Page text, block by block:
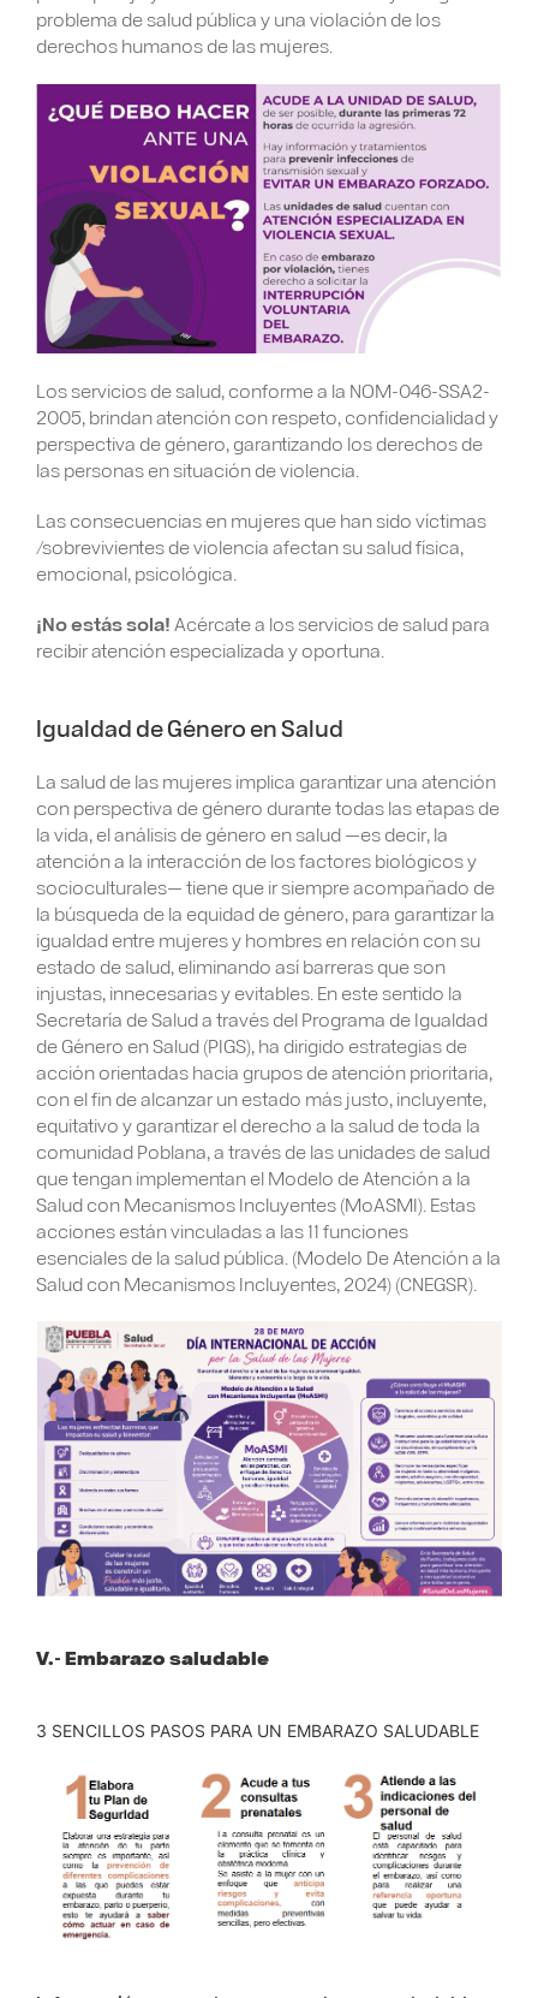
problema de salud pública y una violación de los
derechos humanos de las mujeres.
Los servicios de salud, conforme a la NOM-046-SSA2-
2005, brindan atención con respeto, confidencialidad y
perspectiva de género, garantizando los derechos de
las personas en situación de violencia.
Las consecuencias en mujeres que han sido víctimas
/sobrevivientes de violencia afectan su salud física,
emocional, psicológica.
¡No estás sola! Acércate a los servicios de salud para
recibir atención especializada y oportuna.
Igualdad de Género en Salud
La salud de las mujeres implica garantizar una atención
con perspectiva de género durante todas las etapas de
la vida, el análisis de género en salud —es decir, la
atención a la interacción de los factores biológicos y
socioculturales— tiene que ir siempre acompañado de
la búsqueda de la equidad de género, para garantizar la
igualdad entre mujeres y hombres en relación con su
estado de salud, eliminando así barreras que son
injustas, innecesarias y evitables. En este sentido la
Secretaría de Salud a través del Programa de Igualdad
de Género en Salud (PIGS), ha dirigido estrategias de
acción orientadas hacia grupos de atención prioritaria,
con el fin de alcanzar un estado más justo, incluyente,
equitativo y garantizar el derecho a la salud de toda la
comunidad Poblana, a través de las unidades de salud
que tengan implementan el Modelo de Atención a la
Salud con Mecanismos Incluyentes (MoASMI). Estas
acciones están vinculadas a las 11 funciones
esenciales de la salud pública. (Modelo De Atención a la
Salud con Mecanismos Incluyentes, 2024) (CNEGSR).
V.- Embarazo saludable
3 SENCILLOS PASOS PARA UN EMBARAZO SALUDABLE